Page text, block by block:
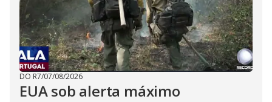
DO R7/07/08/2026
EUA sob alerta máximo